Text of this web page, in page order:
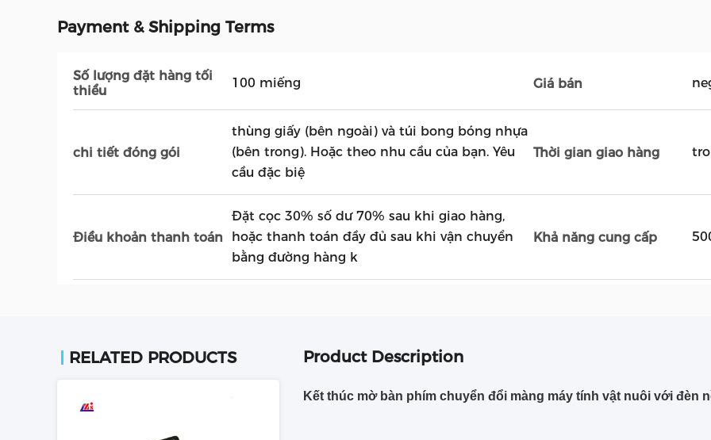
Payment & Shipping Terms
Số lượng đặt hàng tối
thiểu
100 miếng Giá bán
chi tiết đóng gói
thùng giấy (bên ngoài) và túi bong bóng nhựa
(bên trong). Hoặc theo nhu cầu của bạn. Yêu
cầu đặc biệ
Thời gian giao hàng
Điều khoản thanh toán
Đặt cọc 30% số dư 70% sau khi giao hàng,
hoặc thanh toán đầy đủ sau khi vận chuyển
bằng đường hàng k
Khả năng cung cấp
RELATED PRODUCTS Product Description
Kết thúc mờ bàn phím chuyển đổi màng máy tính vật nuôi với đèn